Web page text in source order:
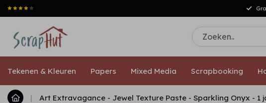
Tekenen & Kleuren Papers Mixed Media Scrapbooking
| Art Extravagance - Jewel Texture Paste - Sparkling Onyx - 1